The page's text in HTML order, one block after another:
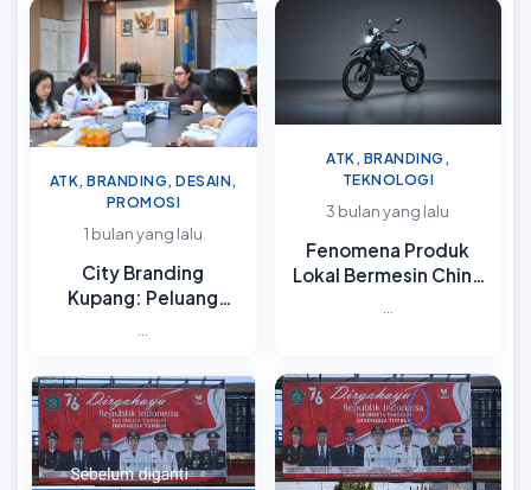
ATK, BRANDING, DESAIN,
PROMOSI
1 bulan yang lalu
City Branding
Kupang: Peluang
...
ATK, BRANDING,
TEKNOLOGI
3 bulan yang lalu
Fenomena Produk
Lokal Bermesin China